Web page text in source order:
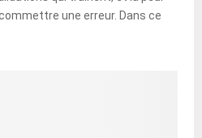
une erreur. Dans ce